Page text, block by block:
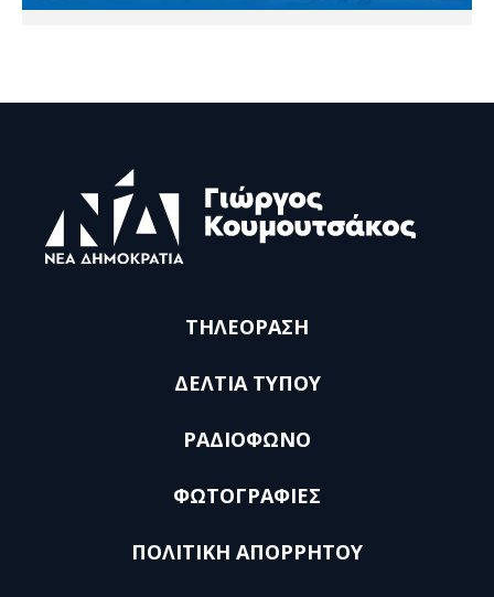
ΤΗΛΕΟΡΑΣΗ
ΔΕΛΤΙΑ ΤΥΠΟΥ
ΡΑΔΙΟΦΩΝΟ
ΦΩΤΟΓΡΑΦΙΕΣ
ΠΟΛΙΤΙΚΗ ΑΠΟΡΡΗΤΟΥ